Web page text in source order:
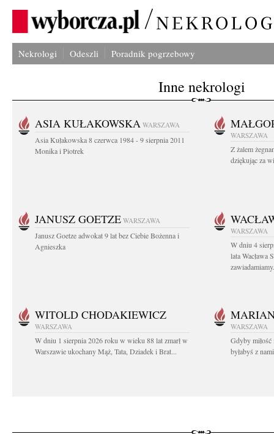
Nekrologi Odeszli Poradnik pogrzebowy
Inne nekrologi
ASIA KUŁAKOWSKA WARSZAWA
Asia Kułakowska 8 czerwca 1984 - 9 sierpnia 2011
Monika i Piotrek
WARSZAWA
Z żalem
dziękując za
JANUSZ GOETZE WARSZAWA
Janusz Goetze adwokat 9 lat bez Ciebie Bożenna i
Agnieszka
WARSZAWA
W dniu 4
lata Wacława
WITOLD CHODAKIEWICZ
WARSZAWA
W dniu 1 sierpnia 2026 roku w wieku 88 lat zmarł w
Warszawie ukochany Mąż, Tata, Dziadek i Brat...
WARSZAWA
Gdyby miłość
byłabyś z